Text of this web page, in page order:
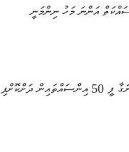
އަންނަ މަހު ނިންމަނީ
ދަށްކޮށްފި